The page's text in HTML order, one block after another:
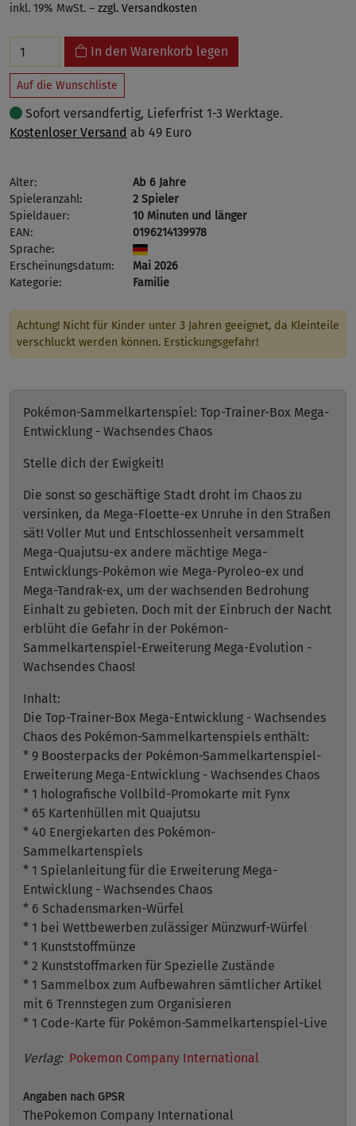
inkl. 19% MwSt. – zzgl. Versandkosten
In den Warenkorb legen
Auf die Wunschliste
Sofort versandfertig, Lieferfrist 1-3 Werktage.
Kostenloser Versand ab 49 Euro
Alter:
Ab 6 Jahre
Spieleranzahl:
2 Spieler
Spieldauer:
10 Minuten und länger
EAN:
0196214139978
Sprache:
Erscheinungsdatum:
Mai 2026
Kategorie:
Familie
Achtung! Nicht für Kinder unter 3 Jahren geeignet, da Kleinteile
verschluckt werden können. Erstickungsgefahr!
Pokémon-Sammelkartenspiel: Top-Trainer-Box Mega-
Entwicklung - Wachsendes Chaos
Stelle dich der Ewigkeit!
Die sonst so geschäftige Stadt droht im Chaos zu
versinken, da Mega-Floette-ex Unruhe in den Straßen
sät! Voller Mut und Entschlossenheit versammelt
Mega-Quajutsu-ex andere mächtige Mega-
Entwicklungs-Pokémon wie Mega-Pyroleo-ex und
Mega-Tandrak-ex, um der wachsenden Bedrohung
Einhalt zu gebieten. Doch mit der Einbruch der Nacht
erblüht die Gefahr in der Pokémon-
Sammelkartenspiel-Erweiterung Mega-Evolution -
Wachsendes Chaos!
Inhalt:
Die Top-Trainer-Box Mega-Entwicklung - Wachsendes
Chaos des Pokémon-Sammelkartenspiels enthält:
* 9 Boosterpacks der Pokémon-Sammelkartenspiel-
Erweiterung Mega-Entwicklung - Wachsendes Chaos
* 1 holografische Vollbild-Promokarte mit Fynx
* 65 Kartenhüllen mit Quajutsu
* 40 Energiekarten des Pokémon-
Sammelkartenspiels
* 1 Spielanleitung für die Erweiterung Mega-
Entwicklung - Wachsendes Chaos
* 6 Schadensmarken-Würfel
* 1 bei Wettbewerben zulässiger Münzwurf-Würfel
* 1 Kunststoffmünze
* 2 Kunststoffmarken für Spezielle Zustände
* 1 Sammelbox zum Aufbewahren sämtlicher Artikel
mit 6 Trennstegen zum Organisieren
* 1 Code-Karte für Pokémon-Sammelkartenspiel-Live
Verlag: Pokemon Company International
Angaben nach GPSR
ThePokemon Company International